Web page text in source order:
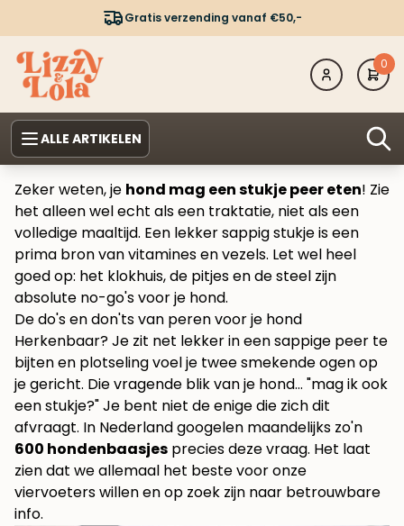
Gratis verzending vanaf €50,-
0
ALLE ARTIKELEN
Zeker weten, je hond mag een stukje peer eten! Zie
het alleen wel echt als een traktatie, niet als een
volledige maaltijd. Een lekker sappig stukje is een
prima bron van vitamines en vezels. Let wel heel
goed op: het klokhuis, de pitjes en de steel zijn
absolute no-go's voor je hond.
De do's en don'ts van peren voor je hond
Herkenbaar? Je zit net lekker in een sappige peer te
bijten en plotseling voel je twee smekende ogen op
je gericht. Die vragende blik van je hond… "mag ik ook
een stukje?" Je bent niet de enige die zich dit
afvraagt. In Nederland googelen maandelijks zo'n
600 hondenbaasjes precies deze vraag. Het laat
zien dat we allemaal het beste voor onze
viervoeters willen en op zoek zijn naar betrouwbare
info.